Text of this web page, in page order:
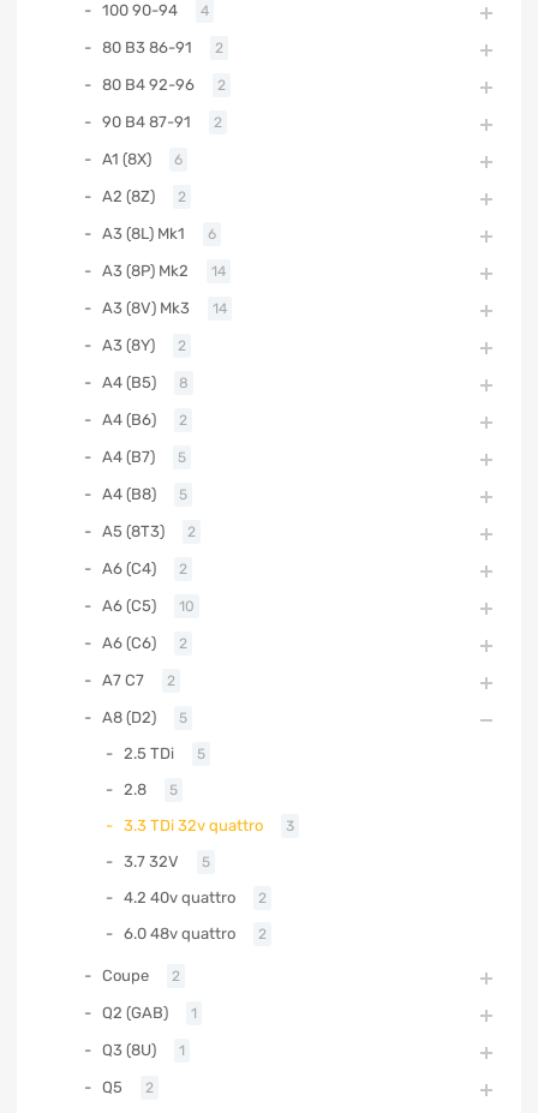
100 90-94 4
80 B3 86-91 2
80 B4 92-96 2
90 B4 87-91 2
A1 (8X) 6
A2 (8Z) 2
A3 (8L) Mk1 6
A3 (8P) Mk2 14
A3 (8V) Mk3 14
A3 (8Y) 2
A4 (B5) 8
A4 (B6) 2
A4 (B7) 5
A4 (B8) 5
A5 (8T3) 2
A6 (C4) 2
A6 (C5) 10
A6 (C6) 2
A7 C7 2
A8 (D2) 5
2.5 TDi 5
2.8 5
3.3 TDi 32v quattro 3
3.7 32V 5
4.2 40v quattro 2
6.0 48v quattro 2
Coupe 2
Q2 (GAB) 1
Q3 (8U) 1
Q5 2